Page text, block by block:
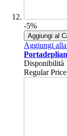
-5%
Aggiungi al
Aggiungi
Disponibilità
Regular Price